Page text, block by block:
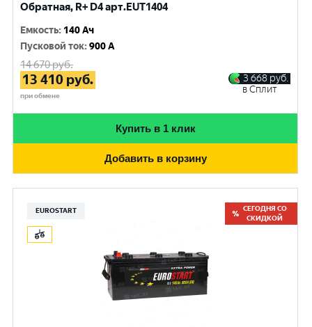
Обратная, R+ D4 арт.EUT1404
Емкость: 140 Ач
Пусковой ток:900 A
14 670руб.
13 410 руб.
при обмене
3 668 руб.
в Сплит
Купить в 1 клик
Добавить в корзину
EUROSTART
СЕГОДНЯ СО
СКИДКОЙ